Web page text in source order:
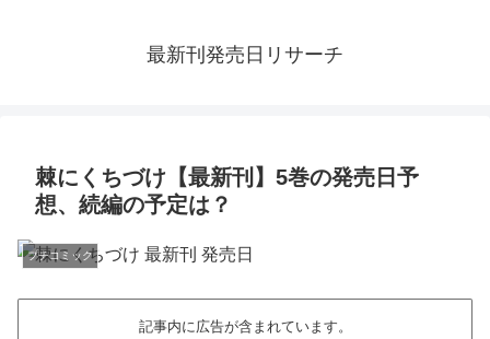
最新刊発売日リサーチ
棘にくちづけ【最新刊】5巻の発売日予
想、続編の予定は？
プチコミック
記事内に広告が含まれています。